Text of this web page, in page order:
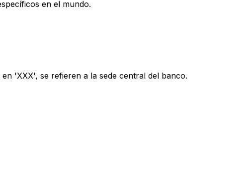
en el mundo.
'XXX', se refieren a la sede central del banco.